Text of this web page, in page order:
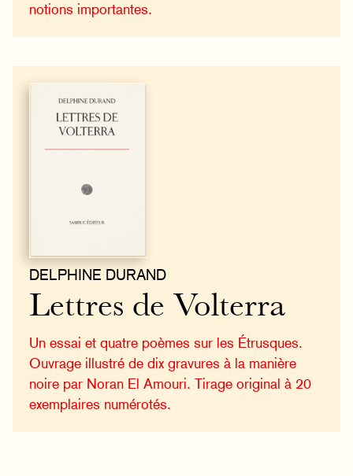
notions importantes.
DELPHINE DURAND
Lettres de Volterra
Un essai et quatre poèmes sur les Étrusques.
Ouvrage illustré de dix gravures à la manière
noire par Noran El Amouri. Tirage original à 20
exemplaires numérotés.